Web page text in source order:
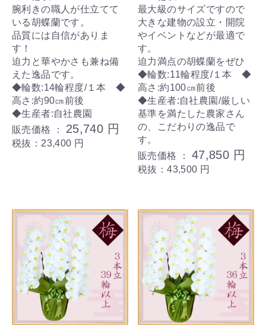
腕利きの職人が仕立てて
いる胡蝶蘭です。
品質には自信がありま
す！
迫力と華やかさも兼ね備
えた逸品です。
◆輪数:14輪程度/１本 ◆
高さ:約90㎝前後
◆生産者:自社農園
販売価格 ： 25,740 円
税抜：23,400 円
最大級のサイズですので
大きな建物の設立・開院
やイベントなどが最適で
す。
迫力満点の胡蝶蘭をぜひ
◆輪数:11輪程度/１本 ◆
高さ:約100㎝前後
◆生産者:自社農園/厳しい
基準を満たした農家さん
の、こだわりの逸品で
す。
販売価格 ： 47,850 円
税抜：43,500 円